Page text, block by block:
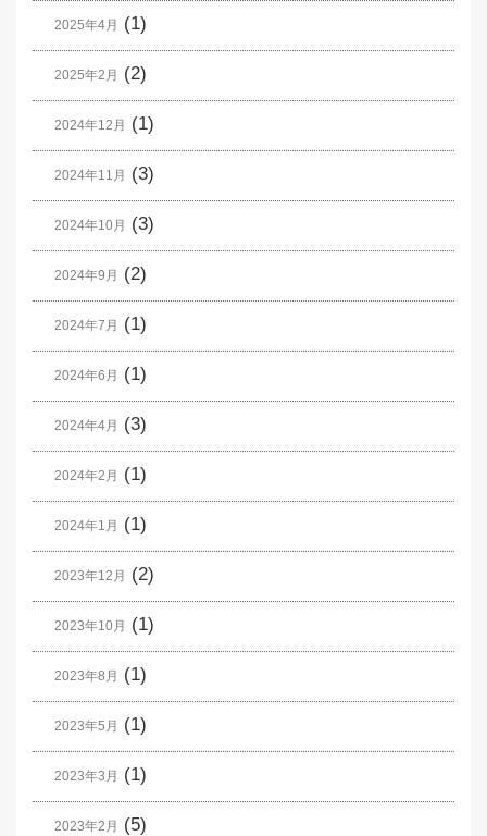
2025年4月 (1)
2025年2月 (2)
2024年12月 (1)
2024年11月 (3)
2024年10月 (3)
2024年9月 (2)
2024年7月 (1)
2024年6月 (1)
2024年4月 (3)
2024年2月 (1)
2024年1月 (1)
2023年12月 (2)
2023年10月 (1)
2023年8月 (1)
2023年5月 (1)
2023年3月 (1)
2023年2月 (5)